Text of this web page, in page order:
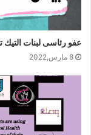
عفو رئاسى لبنات التيك
8 مارس,2022